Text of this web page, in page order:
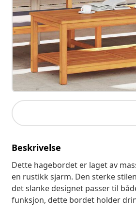
Beskrivelse
Dette hagebordet er laget av
en rustikk sjarm. Den sterke
det slanke designet passer til
funksjon, dette bordet holder